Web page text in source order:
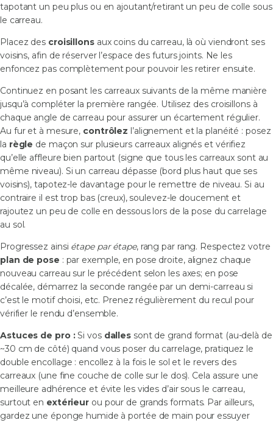
tapotant un peu plus ou en ajoutant/retirant un peu de colle sous
le carreau.
Placez des croisillons aux coins du carreau, là où viendront ses
voisins, afin de réserver l’espace des futurs joints. Ne les
enfoncez pas complètement pour pouvoir les retirer ensuite.
Continuez en posant les carreaux suivants de la même manière
jusqu’à compléter la première rangée. Utilisez des croisillons à
chaque angle de carreau pour assurer un écartement régulier.
Au fur et à mesure, contrôlez l’alignement et la planéité : posez
la règle de maçon sur plusieurs carreaux alignés et vérifiez
qu’elle affleure bien partout (signe que tous les carreaux sont au
même niveau). Si un carreau dépasse (bord plus haut que ses
voisins), tapotez-le davantage pour le remettre de niveau. Si au
contraire il est trop bas (creux), soulevez-le doucement et
rajoutez un peu de colle en dessous lors de la pose du carrelage
au sol.
Progressez ainsi étape par étape, rang par rang. Respectez votre
plan de pose : par exemple, en pose droite, alignez chaque
nouveau carreau sur le précédent selon les axes; en pose
décalée, démarrez la seconde rangée par un demi-carreau si
c’est le motif choisi, etc. Prenez régulièrement du recul pour
vérifier le rendu d’ensemble.
Astuces de pro :Si vos dalles sont de grand format (au-delà de
~30 cm de côté) quand vous poser du carrelage, pratiquez le
double encollage : encollez à la fois le sol et le revers des
carreaux (une fine couche de colle sur le dos). Cela assure une
meilleure adhérence et évite les vides d’air sous le carreau,
surtout en extérieur ou pour de grands formats. Par ailleurs,
gardez une éponge humide à portée de main pour essuyer